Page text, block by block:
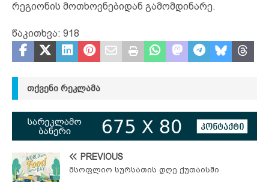
რეგიონის მოთხოვნებიდან გამომდინარე.
წაკითხვა: 918
ᲗᲥᲕᲔᲜᲘ ᲠᲔᲙᲚᲐᲛᲐ
PREVIOUS
მსოფლიო სურსათის დღე ქუთაისში